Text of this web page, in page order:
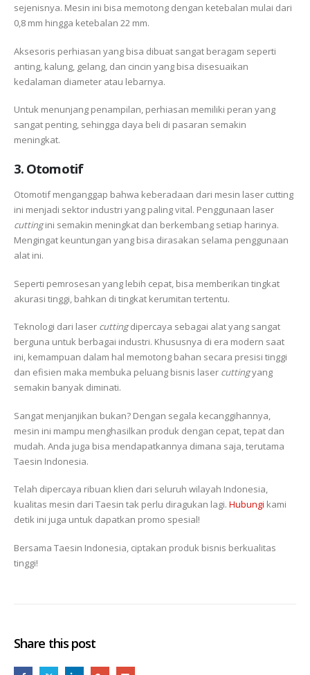
sejenisnya. Mesin ini bisa memotong dengan ketebalan mulai dari
0,8 mm hingga ketebalan 22 mm.
Aksesoris perhiasan yang bisa dibuat sangat beragam seperti
anting, kalung, gelang, dan cincin yang bisa disesuaikan
kedalaman diameter atau lebarnya.
Untuk menunjang penampilan, perhiasan memiliki peran yang
sangat penting, sehingga daya beli di pasaran semakin
meningkat.
3. Otomotif
Otomotif menganggap bahwa keberadaan dari mesin laser cutting
ini menjadi sektor industri yang paling vital. Penggunaan laser
cuttingini semakin meningkat dan berkembang setiap harinya.
Mengingat keuntungan yang bisa dirasakan selama penggunaan
alat ini.
Seperti pemrosesan yang lebih cepat, bisa memberikan tingkat
akurasi tinggi, bahkan di tingkat kerumitan tertentu.
Teknologi dari laser cuttingdipercaya sebagai alat yang sangat
berguna untuk berbagai industri. Khususnya di era modern saat
ini, kemampuan dalam hal memotong bahan secara presisi tinggi
dan efisien maka membuka peluang bisnis laser cuttingyang
semakin banyak diminati.
Sangat menjanjikan bukan? Dengan segala kecanggihannya,
mesin ini mampu menghasilkan produk dengan cepat, tepat dan
mudah. Anda juga bisa mendapatkannya dimana saja, terutama
Taesin Indonesia.
Telah dipercaya ribuan klien dari seluruh wilayah Indonesia,
kualitas mesin dari Taesin tak perlu diragukan lagi. Hubungi kami
detik ini juga untuk dapatkan promo spesial!
Bersama Taesin Indonesia, ciptakan produk bisnis berkualitas
tinggi!
Share this post